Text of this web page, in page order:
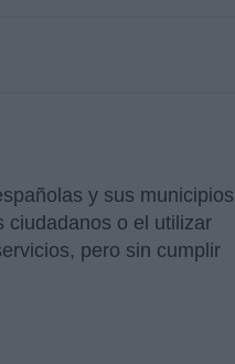
y sus municipios
ciudadanos o el utilizar
pero sin cumplir